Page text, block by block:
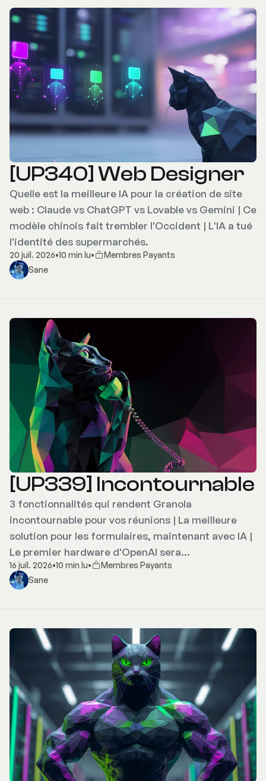
[UP340] Web Designer
Quelle est la meilleure IA pour la création de site
web : Claude vs ChatGPT vs Lovable vs Gemini | Ce
modèle chinois fait trembler l'Occident | L'IA a tué
l'identité des supermarchés.
20 juil. 2026•10 min lu•
Membres Payants
Sane
[UP339] Incontournable
3 fonctionnalités qui rendent Granola
incontournable pour vos réunions | La meilleure
solution pour les formulaires, maintenant avec IA |
Le premier hardware d'OpenAI sera…
16 juil. 2026•10 min lu•
Membres Payants
Sane